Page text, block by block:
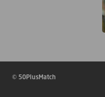
© 50PlusMatch